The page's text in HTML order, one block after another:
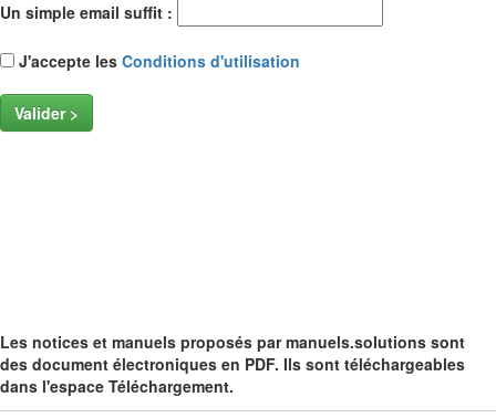
Un simple email suffit :
J'accepte les Conditions d'utilisation
Valider >
Les notices et manuels proposés par manuels.solutions sont
des document électroniques en PDF. Ils sont téléchargeables
dans l'espace Téléchargement.